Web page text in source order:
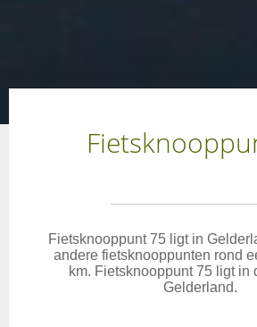
Fietsknooppunt 75 ligt in
andere fietsknooppunten rond
km. Fietsknooppunt 75 ligt in
Gelderland.